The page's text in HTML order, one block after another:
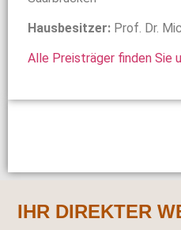
Hausbesitzer: Prof. Dr.
Alle Preisträger finden Sie
IHR DIREKTER